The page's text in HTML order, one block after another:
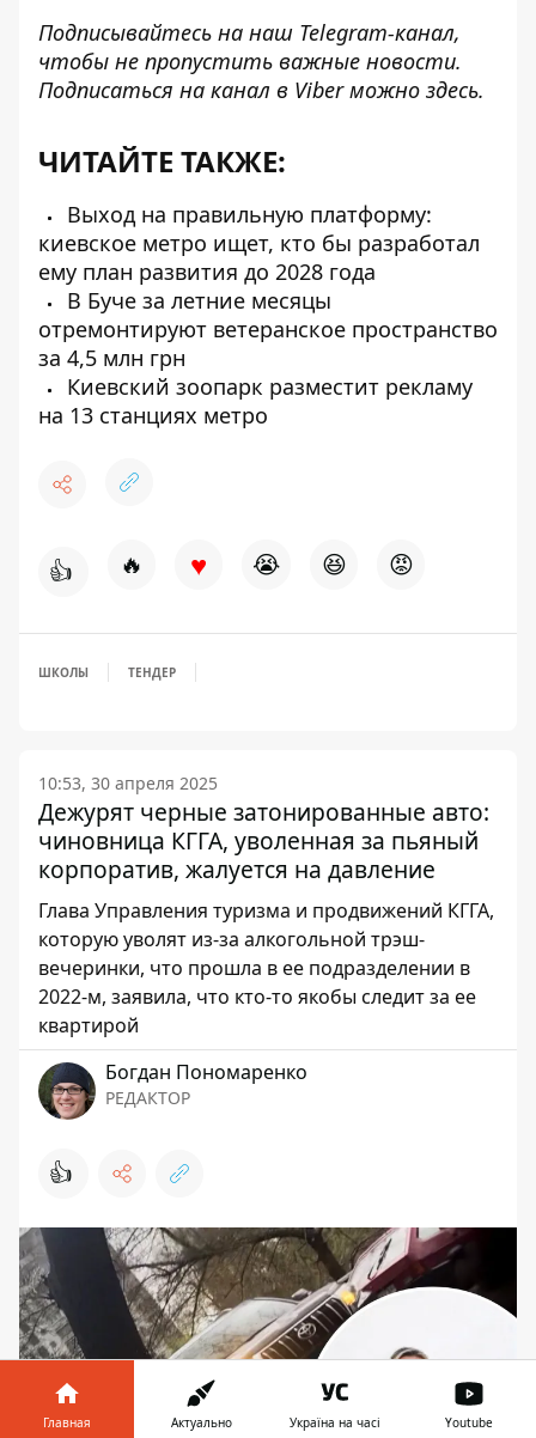
Подписывайтесь на наш Telegram-канал,
чтобы не пропустить важные новости.
Подписаться на канал в Viber можно здесь.
ЧИТАЙТЕ ТАКЖЕ:
Выход на правильную платформу:
киевское метро ищет, кто бы разработал
ему план развития до 2028 года
В Буче за летние месяцы
отремонтируют ветеранское пространство
за 4,5 млн грн
Киевский зоопарк разместит рекламу
на 13 станциях метро
👍 🔥 ♥ 😭 😆 😡
ШКОЛЫ ТЕНДЕР
10:53, 30 апреля 2025
Дежурят черные затонированные авто:
чиновница КГГА, уволенная за пьяный
корпоратив, жалуется на давление
Глава Управления туризма и продвижений КГГА,
которую уволят из-за алкогольной трэш-
вечеринки, что прошла в ее подразделении в
2022-м, заявила, что кто-то якобы следит за ее
квартирой
Богдан Пономаренко
РЕДАКТОР
👍
Главная Актуально Україна на часі Youtube